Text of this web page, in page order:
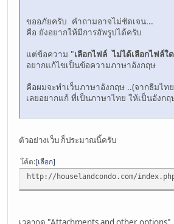
ขออภัยครับ คำถามอาจไม่ชัดเจน...
คือ ยังอยากให้มีการอัพรูปได้ครับ
แต่ข้อความ "เลือกไฟล์ ไม่ได้เลือกไฟล์ใด
อยากแก้ไขเป็นข้อความภาษาอังกฤษ
คือผมจะทำเว็บภาษาอังกฤษ ..(จากธีมไท
เลยอยากแก้ ที่เป็นภาษาไทย ให้เป็นอังก
ตัวอย่างเว็บ ก็ประมาณนี้ครับ
โค้ด เลือก
http://houselandcondo.com/